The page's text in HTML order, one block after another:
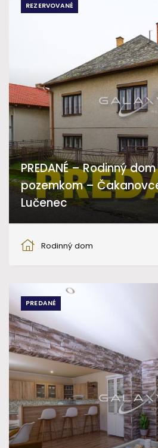
REZERVOVANÉ
PREDANÉ – Rodinný
pozemkom –
Lučenec
Rodinný dom
PREDANÉ